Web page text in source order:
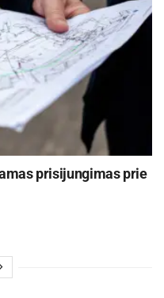
prisijungimas prie